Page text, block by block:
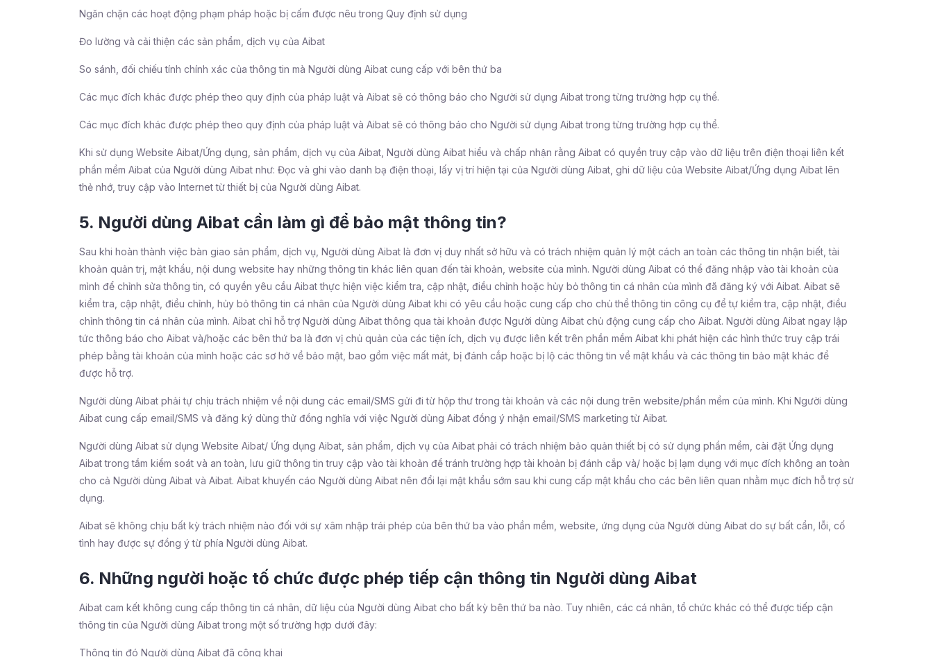
Ngăn chặn các hoạt động phạm pháp hoặc bị cấm được nêu trong Quy định sử dụng
Đo lường và cải thiện các sản phẩm, dịch vụ của Aibat
So sánh, đối chiếu tính chính xác của thông tin mà Người dùng Aibat cung cấp với bên thứ ba
Các mục đích khác được phép theo quy định của pháp luật và Aibat sẽ có thông báo cho Người sử dụng Aibat trong từng trường hợp cụ thể.
Các mục đích khác được phép theo quy định của pháp luật và Aibat sẽ có thông báo cho Người sử dụng Aibat trong từng trường hợp cụ thể.
Khi sử dụng Website Aibat/Ứng dụng, sản phẩm, dịch vụ của Aibat, Người dùng Aibat hiểu và chấp nhận rằng Aibat có quyền truy cập vào dữ liệu trên điện thoại liên kết
phần mềm Aibat của Người dùng Aibat như: Đọc và ghi vào danh bạ điện thoại, lấy vị trí hiện tại của Người dùng Aibat, ghi dữ liệu của Website Aibat/Ứng dụng Aibat lên
thẻ nhớ, truy cập vào Internet từ thiết bị của Người dùng Aibat.
5. Người dùng Aibat cần làm gì để bảo mật thông tin?
Sau khi hoàn thành việc bàn giao sản phẩm, dịch vụ, Người dùng Aibat là đơn vị duy nhất sở hữu và có trách nhiệm quản lý một cách an toàn các thông tin nhận biết, tài
khoản quản trị, mật khẩu, nội dung website hay những thông tin khác liên quan đến tài khoản, website của mình. Người dùng Aibat có thể đăng nhập vào tài khoản của
mình để chỉnh sửa thông tin, có quyền yêu cầu Aibat thực hiện việc kiểm tra, cập nhật, điều chỉnh hoặc hủy bỏ thông tin cá nhân của mình đã đăng ký với Aibat. Aibat sẽ
kiểm tra, cập nhật, điều chỉnh, hủy bỏ thông tin cá nhân của Người dùng Aibat khi có yêu cầu hoặc cung cấp cho chủ thể thông tin công cụ để tự kiểm tra, cập nhật, điều
chỉnh thông tin cá nhân của mình. Aibat chỉ hỗ trợ Người dùng Aibat thông qua tài khoản được Người dùng Aibat chủ động cung cấp cho Aibat. Người dùng Aibat ngay lập
tức thông báo cho Aibat và/hoặc các bên thứ ba là đơn vị chủ quản của các tiện ích, dịch vụ được liên kết trên phần mềm Aibat khi phát hiện các hình thức truy cập trái
phép bằng tài khoản của mình hoặc các sơ hở về bảo mật, bao gồm việc mất mát, bị đánh cắp hoặc bị lộ các thông tin về mật khẩu và các thông tin bảo mật khác để
được hỗ trợ.
Người dùng Aibat phải tự chịu trách nhiệm về nội dung các email/SMS gửi đi từ hộp thư trong tài khoản và các nội dung trên website/phần mềm của mình. Khi Người dùng
Aibat cung cấp email/SMS và đăng ký dùng thử đồng nghĩa với việc Người dùng Aibat đồng ý nhận email/SMS marketing từ Aibat.
Người dùng Aibat sử dụng Website Aibat/ Ứng dụng Aibat, sản phẩm, dịch vụ của Aibat phải có trách nhiệm bảo quản thiết bị có sử dụng phần mềm, cài đặt Ứng dụng
Aibat trong tầm kiểm soát và an toàn, lưu giữ thông tin truy cập vào tài khoản để tránh trường hợp tài khoản bị đánh cắp và/ hoặc bị lạm dụng với mục đích không an toàn
cho cả Người dùng Aibat và Aibat. Aibat khuyến cáo Người dùng Aibat nên đổi lại mật khẩu sớm sau khi cung cấp mật khẩu cho các bên liên quan nhằm mục đích hỗ trợ sử
dụng.
Aibat sẽ không chịu bất kỳ trách nhiệm nào đối với sự xâm nhập trái phép của bên thứ ba vào phần mềm, website, ứng dụng của Người dùng Aibat do sự bất cẩn, lỗi, cố
tình hay được sự đồng ý từ phía Người dùng Aibat.
6. Những người hoặc tố chức được phép tiếp cận thông tin Người dùng Aibat
Aibat cam kết không cung cấp thông tin cá nhân, dữ liệu của Người dùng Aibat cho bất kỳ bên thứ ba nào. Tuy nhiên, các cá nhân, tổ chức khác có thể được tiếp cận
thông tin của Người dùng Aibat trong một số trường hợp dưới đây:
Thông tin đó Người dùng Aibat đã công khai